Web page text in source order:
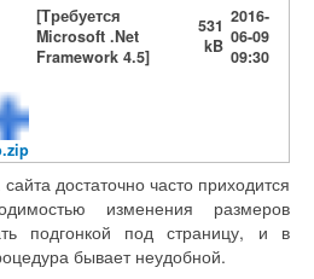
[Требуется
Microsoft .Net
Framework 4.5]
531
kB
2016-
06-09
09:30
достаточно часто приходится
изменения размеров
подгонкой под страницу, и в
бывает неудобной.